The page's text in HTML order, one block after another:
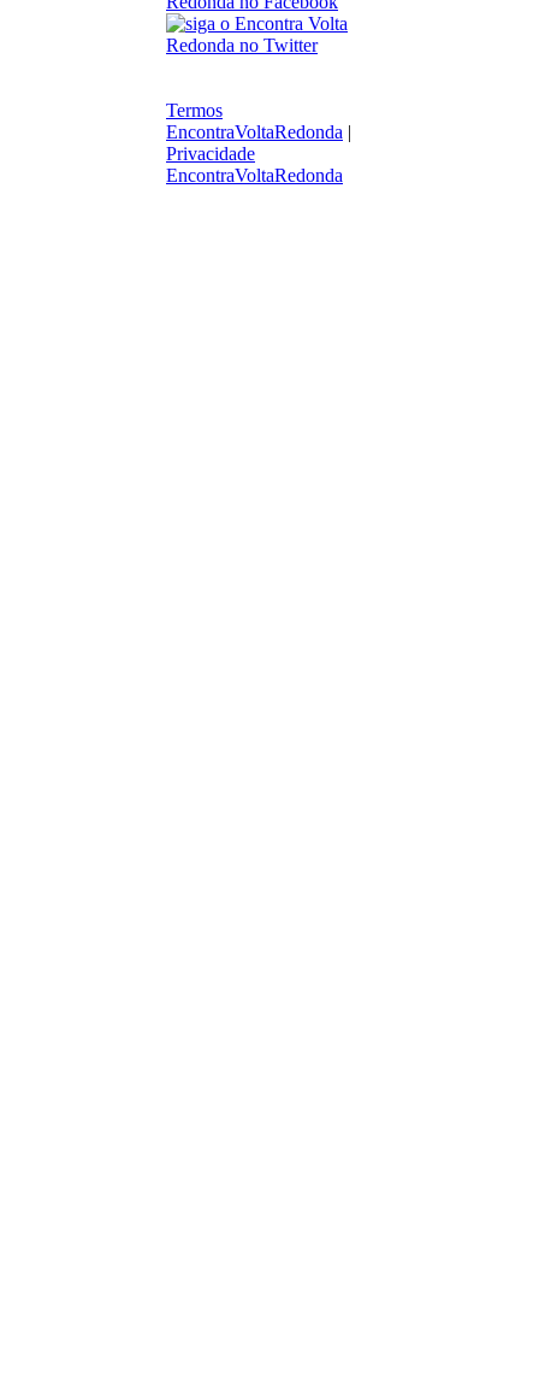
Termos
EncontraVoltaRedonda |
Privacidade
EncontraVoltaRedonda